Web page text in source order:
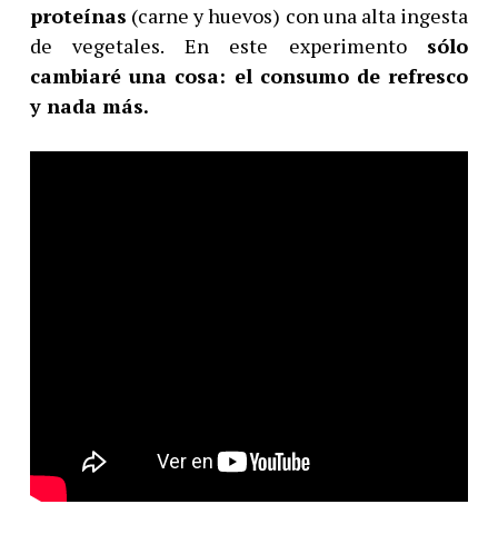
proteínas (carne y huevos) con una alta ingesta
de vegetales. En este experimento sólo
cambiaré una cosa: el consumo de refresco
y nada más.